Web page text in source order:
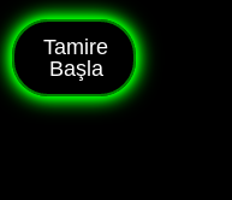
Tamire
Başla